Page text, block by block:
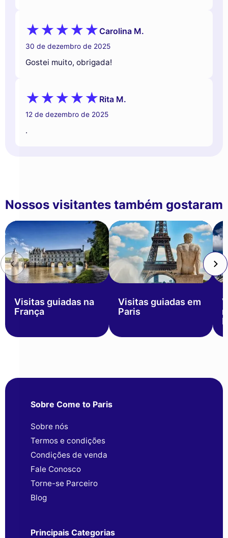
Carolina M.
30 de dezembro de 2025
Gostei muito, obrigada!
Rita M.
12 de dezembro de 2025
.
Nossos visitantes também gostaram
Visitas guiadas na
França
Visitas guiadas em
Paris
Sobre Come to Paris
Sobre nós
Termos e condições
Condições de venda
Fale Conosco
Torne-se Parceiro
Blog
Principais Categorias